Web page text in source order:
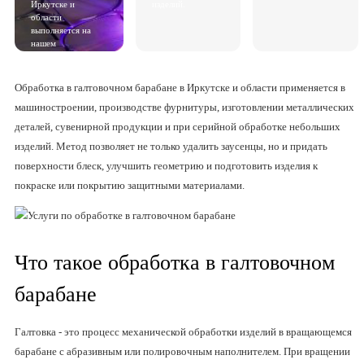
Иркутске и
области
выполняется на
нашем
сторонних
Обработка в галтовочном барабане в Иркутске и области применяется в
машиностроении, производстве фурнитуры, изготовлении металлических
деталей, сувенирной продукции и при серийной обработке небольших
изделий. Метод позволяет не только удалить заусенцы, но и придать
поверхности блеск, улучшить геометрию и подготовить изделия к
покраске или покрытию защитными материалами.
Что такое обработка в галтовочном
барабане
Галтовка - это процесс механической обработки изделий в вращающемся
барабане с абразивным или полировочным наполнителем. При вращении